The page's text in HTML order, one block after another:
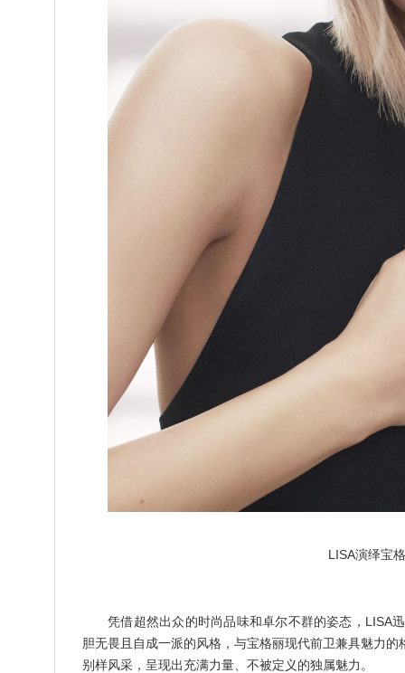
LISA演绎宝
凭借超然出众的时尚品味和卓尔不群的姿态，LISA
胆无畏且自成一派的风格，与宝格丽现代前卫兼具魅力
别样风采，呈现出充满力量、不被定义的独属魅力。